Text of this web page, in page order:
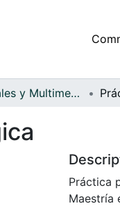
Audiovisuales y Multimedia
Práctica
Maestría